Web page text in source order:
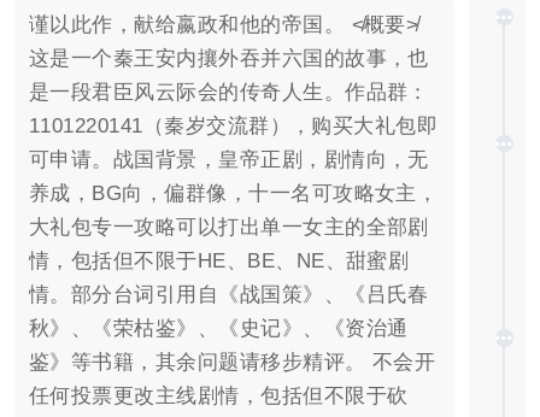
谨以此作，献给嬴政和他的帝国。 ≮概要≯
这是一个秦王安内攘外吞并六国的故事，也
是一段君臣风云际会的传奇人生。作品群：
1101220141（秦岁交流群），购买大礼包即
可申请。战国背景，皇帝正剧，剧情向，无
养成，BG向，偏群像，十一名可攻略女主，
大礼包专一攻略可以打出单一女主的全部剧
情，包括但不限于HE、BE、NE、甜蜜剧
情。部分台词引用自《战国策》、《吕氏春
秋》、《荣枯鉴》、《史记》、《资治通
鉴》等书籍，其余问题请移步精评。 不会开
任何投票更改主线剧情，包括但不限于砍